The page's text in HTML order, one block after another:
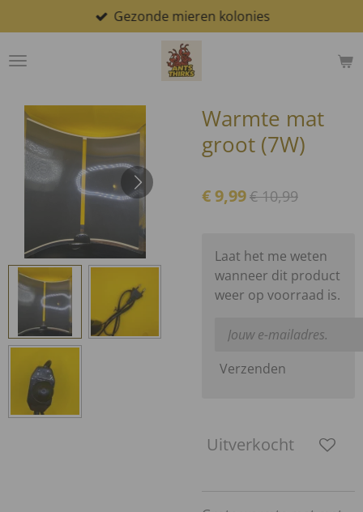
direct
naar
Gezonde mieren kolonies
Warmte mat
groot (7W)
€ 9,99€ 10,99
Laat het me weten
wanneer dit product
weer op voorraad is.
Verzenden
Uitverkocht